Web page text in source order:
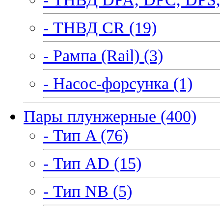
- ТНВД CR (19)
- Рампа (Rail) (3)
- Насос-форсунка (1)
Пары плунжерные (400)
- Тип A (76)
- Тип AD (15)
- Тип NB (5)